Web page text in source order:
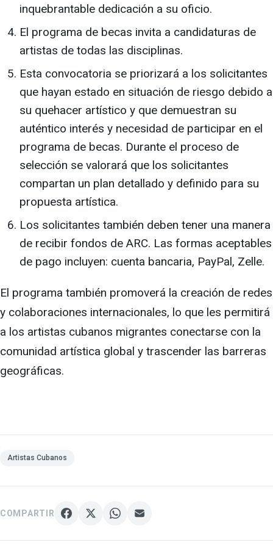
inquebrantable dedicación a su oficio.
El programa de becas invita a candidaturas de
artistas de todas las disciplinas.
Esta convocatoria se priorizará a los solicitantes
que hayan estado en situación de riesgo debido a
su quehacer artístico y que demuestran su
auténtico interés y necesidad de participar en el
programa de becas. Durante el proceso de
selección se valorará que los solicitantes
compartan un plan detallado y definido para su
propuesta artística.
Los solicitantes también deben tener una manera
de recibir fondos de ARC. Las formas aceptables
de pago incluyen: cuenta bancaria, PayPal, Zelle.
El programa también promoverá la creación de redes
y colaboraciones internacionales, lo que les permitirá
a los artistas cubanos migrantes conectarse con la
comunidad artística global y trascender las barreras
geográficas.
Artistas Cubanos
COMPARTIR